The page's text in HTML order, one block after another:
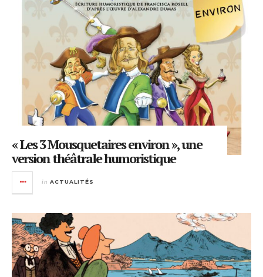
« Les 3 Mousquetaires environ », une
version théâtrale humoristique
in ACTUALITÉS